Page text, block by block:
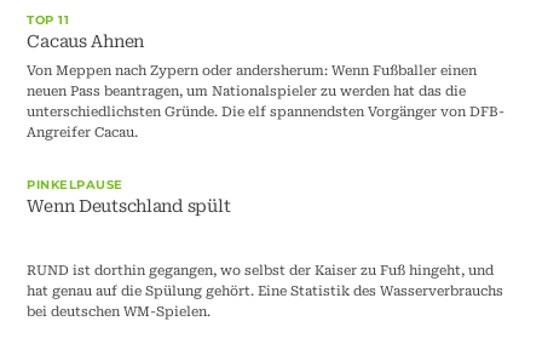
TOP 11
Cacaus Ahnen
Von Meppen nach Zypern oder andersherum: Wenn Fußballer einen
neuen Pass beantragen, um Nationalspieler zu werden hat das die
unterschiedlichsten Gründe. Die elf spannendsten Vorgänger von DFB-
Angreifer Cacau.
PINKELPAUSE
Wenn Deutschland spült
RUND ist dorthin gegangen, wo selbst der Kaiser zu Fuß hingeht, und
hat genau auf die Spülung gehört. Eine Statistik des Wasserverbrauchs
bei deutschen WM-Spielen.